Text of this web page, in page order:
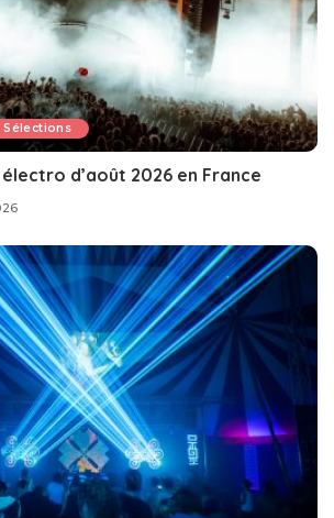
Sélections
d’août 2026 en France